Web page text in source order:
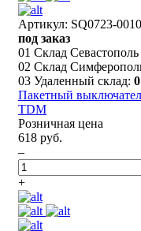
Артикул: SQ0723-0010
под заказ
01 Склад
02 Склад
03 Удаленный склад:
Пакетный
TDM
Розничная цена
618 руб.
–
+